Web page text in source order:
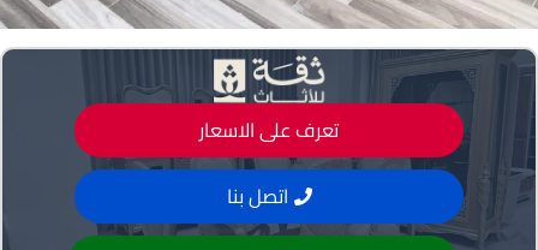
تعرف على الاسعار
اتصل بنا